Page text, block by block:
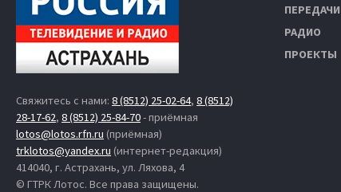
Свяжитесь с нами: 8 (8512) 25-02-64, 8 (8512)
28-17-62, 8 (8512) 25-84-70- приёмная
lotos@lotos.rfn.ru (приёмная)
trklotos@yandex.ru (интернет-редакция)
414040, г. Астрахань, ул. Ляхова, 4
© ГТРК Лотос. Все права защищены.
ПЕРЕДАЧИ
РАДИО
ПРОЕКТЫ